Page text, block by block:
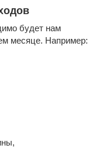
будет нам
месяце. Например: